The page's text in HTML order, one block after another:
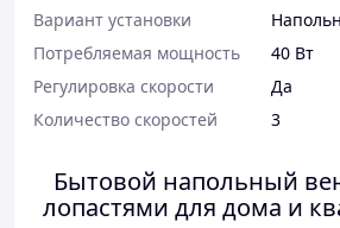
Вариант установки
Потребляемая мощность
40 Вт
Регулировка скорости
Да
Количество скоростей
3
Бытовой напольный
лопастями для дома и